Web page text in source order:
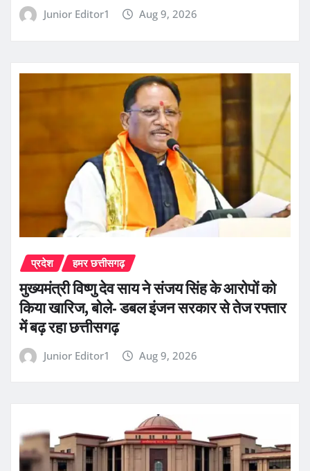
Junior Editor1 Aug 9, 2026
प्रदेश हमर छत्तीसगढ़
मुख्यमंत्री विष्णु देव साय ने संजय सिंह के आरोपों को
किया खारिज, बोले- डबल इंजन सरकार से तेज रफ्तार
में बढ़ रहा छत्तीसगढ़
Junior Editor1 Aug 9, 2026